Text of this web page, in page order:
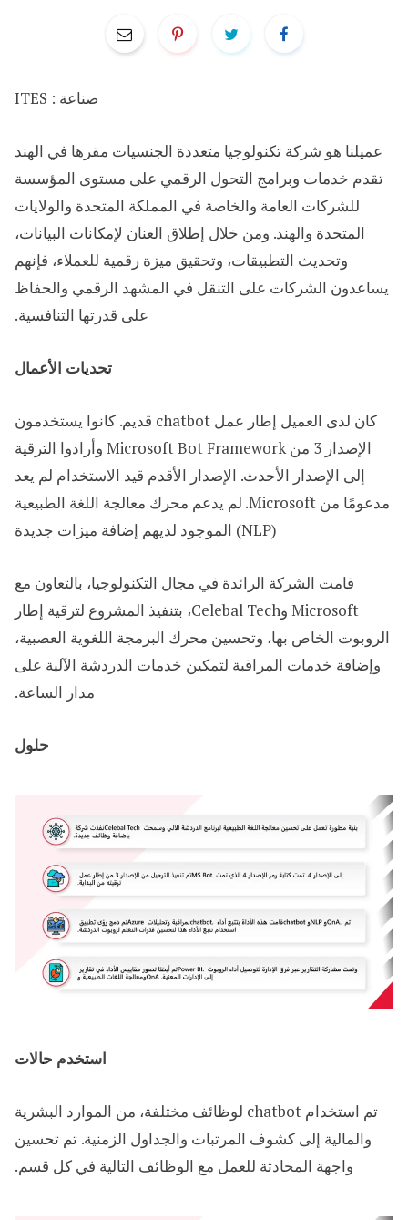
صناعة : ITES
عميلنا هو شركة تكنولوجيا متعددة الجنسيات مقرها في الهند
تقدم خدمات وبرامج التحول الرقمي على مستوى المؤسسة
للشركات العامة والخاصة في المملكة المتحدة والولايات
المتحدة والهند. ومن خلال إطلاق العنان لإمكانات البيانات،
وتحديث التطبيقات، وتحقيق ميزة رقمية للعملاء، فإنهم
يساعدون الشركات على التنقل في المشهد الرقمي والحفاظ
على قدرتها التنافسية.
تحديات الأعمال
كان لدى العميل إطار عمل chatbot قديم. كانوا يستخدمون
الإصدار 3 من Microsoft Bot Framework وأرادوا الترقية
إلى الإصدار الأحدث. الإصدار الأقدم قيد الاستخدام لم يعد
مدعومًا من Microsoft. لم يدعم محرك معالجة اللغة الطبيعية
(NLP) الموجود لديهم إضافة ميزات جديدة
قامت الشركة الرائدة في مجال التكنولوجيا، بالتعاون مع
Microsoft وCelebal Tech، بتنفيذ المشروع لترقية إطار
الروبوت الخاص بها، وتحسين محرك البرمجة اللغوية العصبية،
وإضافة خدمات المراقبة لتمكين خدمات الدردشة الآلية على
مدار الساعة.
حلول
استخدم حالات
تم استخدام chatbot لوظائف مختلفة، من الموارد البشرية
والمالية إلى كشوف المرتبات والجداول الزمنية. تم تحسين
واجهة المحادثة للعمل مع الوظائف التالية في كل قسم.